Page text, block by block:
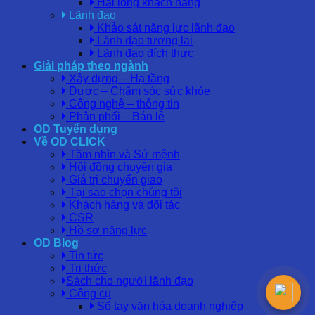
Hài lòng khách hàng
Lãnh đạo
Khảo sát năng lực lãnh đạo
Lãnh đạo tương lai
Lãnh đạo đích thực
Giải pháp theo ngành
Xây dựng – Hạ tầng
Dược – Chăm sóc sức khỏe
Công nghệ – thông tin
Phân phối – Bán lẻ
OD Tuyển dụng
Về OD CLICK
Tầm nhìn và Sứ mệnh
Hội đồng chuyên gia
Giá trị chuyển giao
Tại sao chọn chúng tôi
Khách hàng và đối tác
CSR
Hồ sơ năng lực
OD Blog
Tin tức
Tri thức
Sách cho người lãnh đạo
Công cụ
Sổ tay văn hóa doanh nghiệp